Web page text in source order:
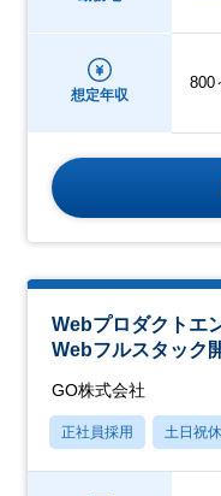
想定年収
800
Webプロダクトエ
Webフルスタック
GO株式会社
正社員採用 土日祝